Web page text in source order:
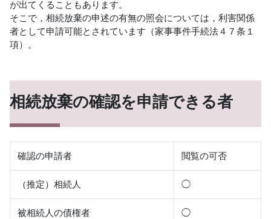
が出てくることもあります。
そこで，相続放棄の申述の有無の照会については，利害関係
者として申請可能とされています（家事事件手続法４７条１
項）。
相続放棄の確認を申請できる者
確認の申請者 閲覧の可否
（推定）相続人 ◯
被相続人の債権者 ◯